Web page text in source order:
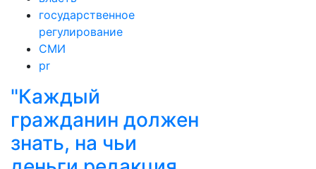
государственное
регулирование
СМИ
pr
"Каждый
гражданин должен
знать, на чьи